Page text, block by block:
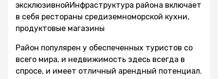
эксклюзивнойИнфраструктура района включает
в себя рестораны средиземноморской кухни,
продуктовые магазины
Район популярен у обеспеченных туристов со
всего мира, и недвижимость здесь всегда в
спросе, и имеет отличный арендный потенциал.